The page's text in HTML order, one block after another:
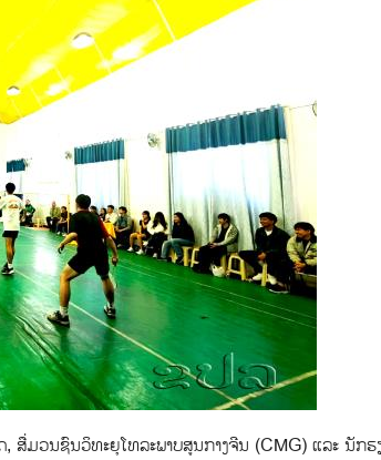
ສື່ມວນຊົນວິທະຍຸໂທລະພາບສູນກາງຈີນ (CMG) ແລະ ນັກ